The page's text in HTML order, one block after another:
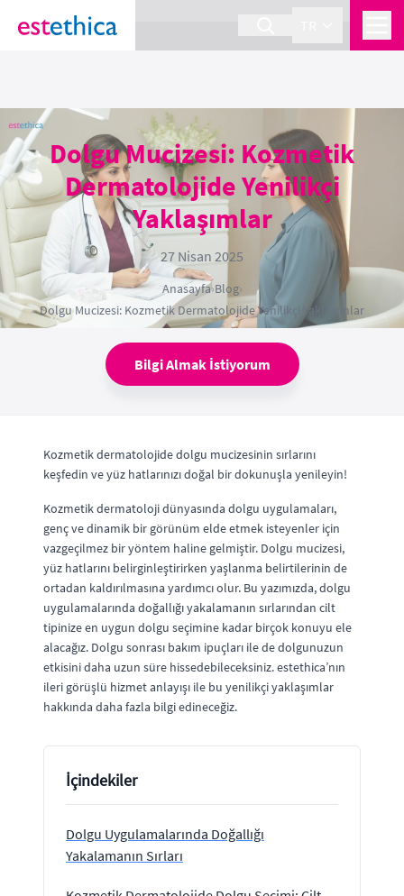
section Service {
Dolgu Mucizesi: Kozmetik
Dermatolojide Yenilikçi
Yaklaşımlar
27 Nisan 2025
Anasayfa›Blog›
Dolgu Mucizesi: Kozmetik Dermatolojide Yenilikçi Yaklaşımlar
Bilgi Almak İstiyorum
Kozmetik dermatolojide dolgu mucizesinin sırlarını
keşfedin ve yüz hatlarınızı doğal bir dokunuşla yenileyin!
Kozmetik dermatoloji dünyasında dolgu uygulamaları,
genç ve dinamik bir görünüm elde etmek isteyenler için
vazgeçilmez bir yöntem haline gelmiştir. Dolgu mucizesi,
yüz hatlarını belirginleştirirken yaşlanma belirtilerinin de
ortadan kaldırılmasına yardımcı olur. Bu yazımızda, dolgu
uygulamalarında doğallığı yakalamanın sırlarından cilt
tipinize en uygun dolgu seçimine kadar birçok konuyu ele
alacağız. Dolgu sonrası bakım ipuçları ile de dolgunuzun
etkisini daha uzun süre hissedebileceksiniz. estethica’nın
ileri görüşlü hizmet anlayışı ile bu yenilikçi yaklaşımlar
hakkında daha fazla bilgi edineceğiz.
İçindekiler
Dolgu Uygulamalarında Doğallığı
Yakalamanın Sırları